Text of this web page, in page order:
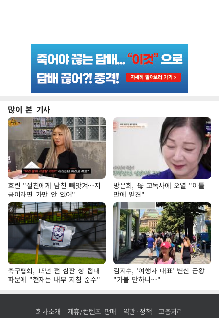
많이 본 기사
효린 "절친에게 남친 빼앗겨…지
금이라면 가만 안 있어"
방은희, 母 고독사에 오열 "이틀
만에 발견"
축구협회, 15년 전 심판 성 접대
파문에 "현재는 내부 지침 준수"
김지수, '여행사 대표' 변신 근황
"가볼 만하니…"
회사소개 제휴/컨텐츠 판매 약관·정책 고충처리